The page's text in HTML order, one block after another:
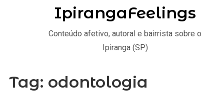
Tag: odontologia
IpirangaFeelings
Conteúdo afetivo, autoral e bairrista sobre o
Ipiranga (SP)